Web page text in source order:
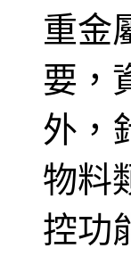
重金
要，
外，
物料
控功